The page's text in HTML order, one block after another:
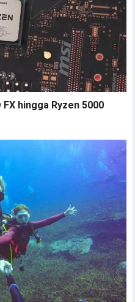
FX hingga Ryzen 5000